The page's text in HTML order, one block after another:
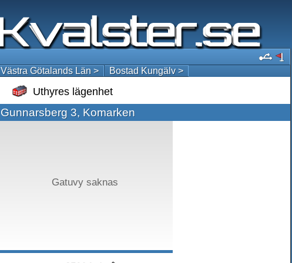
Västra Götalands Län > Bostad Kungälv >
Uthyres lägenhet
Gunnarsberg 3, Komarken
Gatuvy saknas